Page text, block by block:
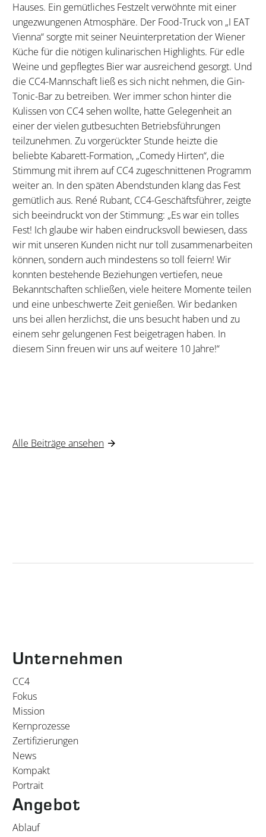
Hauses. Ein gemütliches Festzelt verwöhnte mit einer
ungezwungenen Atmosphäre. Der Food-Truck von „I EAT
Vienna“ sorgte mit seiner Neuinterpretation der Wiener
Küche für die nötigen kulinarischen Highlights. Für edle
Weine und gepflegtes Bier war ausreichend gesorgt. Und
die CC4-Mannschaft ließ es sich nicht nehmen, die Gin-
Tonic-Bar zu betreiben. Wer immer schon hinter die
Kulissen von CC4 sehen wollte, hatte Gelegenheit an
einer der vielen gutbesuchten Betriebsführungen
teilzunehmen. Zu vorgerückter Stunde heizte die
beliebte Kabarett-Formation, „Comedy Hirten“, die
Stimmung mit ihrem auf CC4 zugeschnittenen Programm
weiter an. In den späten Abendstunden klang das Fest
gemütlich aus. René Rubant, CC4-Geschäftsführer, zeigte
sich beeindruckt von der Stimmung: „Es war ein tolles
Fest! Ich glaube wir haben eindrucksvoll bewiesen, dass
wir mit unseren Kunden nicht nur toll zusammenarbeiten
können, sondern auch mindestens so toll feiern! Wir
konnten bestehende Beziehungen vertiefen, neue
Bekanntschaften schließen, viele heitere Momente teilen
und eine unbeschwerte Zeit genießen. Wir bedanken
uns bei allen herzlichst, die uns besucht haben und zu
einem sehr gelungenen Fest beigetragen haben. In
diesem Sinn freuen wir uns auf weitere 10 Jahre!“
Alle Beiträge ansehen
Unternehmen
CC4
Fokus
Mission
Kernprozesse
Zertifizierungen
News
Kompakt
Portrait
Angebot
Ablauf